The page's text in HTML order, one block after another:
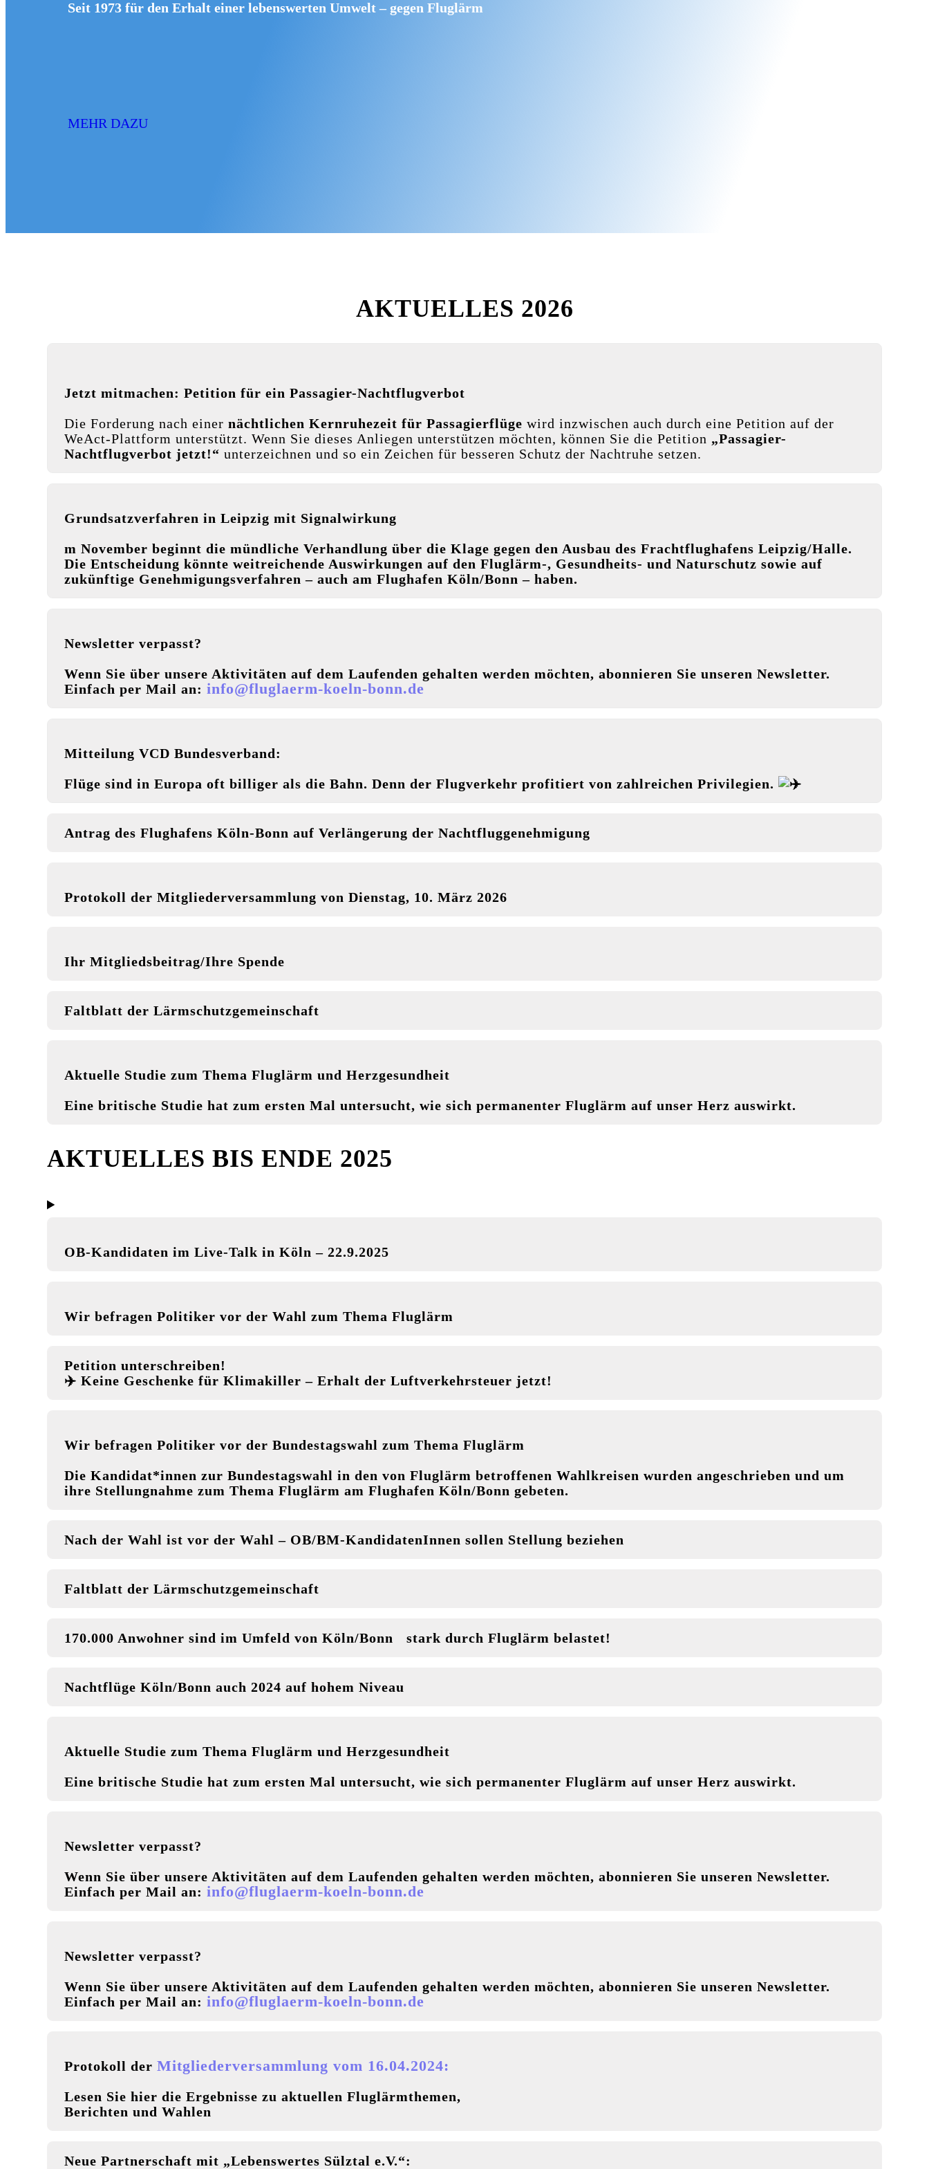
Seit 1973 für den Erhalt einer lebenswerten Umwelt – gegen Fluglärm
MEHR DAZU
AKTUELLES 2026
Jetzt mitmachen: Petition für ein Passagier-Nachtflugverbot
Die Forderung nach einer nächtlichen Kernruhezeit für Passagierflüge wird inzwischen auch durch eine Petition auf der
WeAct-Plattform unterstützt. Wenn Sie dieses Anliegen unterstützen möchten, können Sie die Petition „Passagier-
Nachtflugverbot jetzt!“ unterzeichnen und so ein Zeichen für besseren Schutz der Nachtruhe setzen.
Grundsatzverfahren in Leipzig mit Signalwirkung
m November beginnt die mündliche Verhandlung über die Klage gegen den Ausbau des Frachtflughafens Leipzig/Halle.
Die Entscheidung könnte weitreichende Auswirkungen auf den Fluglärm-, Gesundheits- und Naturschutz sowie auf
zukünftige Genehmigungsverfahren – auch am Flughafen Köln/Bonn – haben.
Newsletter verpasst?
Wenn Sie über unsere Aktivitäten auf dem Laufenden gehalten werden möchten, abonnieren Sie unseren Newsletter.
Einfach per Mail an: info@fluglaerm-koeln-bonn.de
Mitteilung VCD Bundesverband:
Flüge sind in Europa oft billiger als die Bahn. Denn der Flugverkehr profitiert von zahlreichen Privilegien.
Antrag des Flughafens Köln-Bonn auf Verlängerung der Nachtfluggenehmigung
Protokoll der Mitgliederversammlung von Dienstag, 10. März 2026
Ihr Mitgliedsbeitrag/Ihre Spende
Faltblatt der Lärmschutzgemeinschaft
Aktuelle Studie zum Thema Fluglärm und Herzgesundheit
Eine britische Studie hat zum ersten Mal untersucht, wie sich permanenter Fluglärm auf unser Herz auswirkt.
AKTUELLES BIS ENDE 2025
OB-Kandidaten im Live-Talk in Köln – 22.9.2025
Wir befragen Politiker vor der Wahl zum Thema Fluglärm
Petition unterschreiben!
✈️ Keine Geschenke für Klimakiller – Erhalt der Luftverkehrsteuer jetzt!
Wir befragen Politiker vor der Bundestagswahl zum Thema Fluglärm
Die Kandidat*innen zur Bundestagswahl in den von Fluglärm betroffenen Wahlkreisen wurden angeschrieben und um
ihre Stellungnahme zum Thema Fluglärm am Flughafen Köln/Bonn gebeten.
Nach der Wahl ist vor der Wahl – OB/BM-KandidatenInnen sollen Stellung beziehen
Faltblatt der Lärmschutzgemeinschaft
170.000 Anwohner sind im Umfeld von Köln/Bonn stark durch Fluglärm belastet!
Nachtflüge Köln/Bonn auch 2024 auf hohem Niveau
Aktuelle Studie zum Thema Fluglärm und Herzgesundheit
Eine britische Studie hat zum ersten Mal untersucht, wie sich permanenter Fluglärm auf unser Herz auswirkt.
Newsletter verpasst?
Wenn Sie über unsere Aktivitäten auf dem Laufenden gehalten werden möchten, abonnieren Sie unseren Newsletter.
Einfach per Mail an: info@fluglaerm-koeln-bonn.de
Newsletter verpasst?
Wenn Sie über unsere Aktivitäten auf dem Laufenden gehalten werden möchten, abonnieren Sie unseren Newsletter.
Einfach per Mail an: info@fluglaerm-koeln-bonn.de
Protokoll der Mitgliederversammlung vom 16.04.2024:
Lesen Sie hier die Ergebnisse zu aktuellen Fluglärmthemen,
Berichten und Wahlen
Neue Partnerschaft mit „Lebenswertes Sülztal e.V.“: